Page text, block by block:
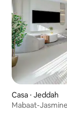
Casa ⋅ Jeddah
Mabaat-